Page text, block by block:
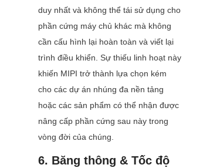
duy nhất và không thể tái sử dụng cho
phần cứng máy chủ khác mà không
cần cấu hình lại hoàn toàn và viết lại
trình điều khiển. Sự thiếu linh hoạt này
khiến MIPI trở thành lựa chọn kém
cho các dự án nhúng đa nền tảng
hoặc các sản phẩm có thể nhận được
nâng cấp phần cứng sau này trong
vòng đời của chúng.
6. Băng thông & Tốc độ